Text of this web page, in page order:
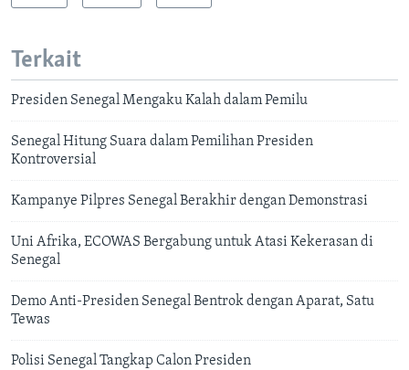
Terkait
Presiden Senegal Mengaku Kalah dalam Pemilu
Senegal Hitung Suara dalam Pemilihan Presiden
Kontroversial
Kampanye Pilpres Senegal Berakhir dengan Demonstrasi
Uni Afrika, ECOWAS Bergabung untuk Atasi Kekerasan di
Senegal
Demo Anti-Presiden Senegal Bentrok dengan Aparat, Satu
Tewas
Polisi Senegal Tangkap Calon Presiden